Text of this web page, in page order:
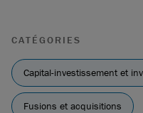
CATÉGORIES
Capital-investissement et
Fusions et acquisitions